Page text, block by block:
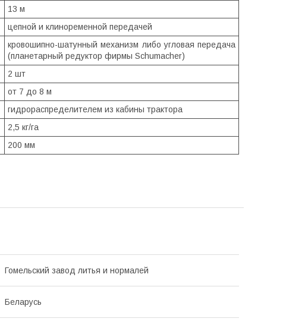
13 м
цепной и клиноременной передачей
кровошипно-шатунный механизм либо угловая передача
(планетарный редуктор фирмы Schumacher)
2 шт
от 7 до 8 м
гидрораспределителем из кабины трактора
2,5 кг/га
200 мм
Гомельский завод литья и нормалей
Беларусь